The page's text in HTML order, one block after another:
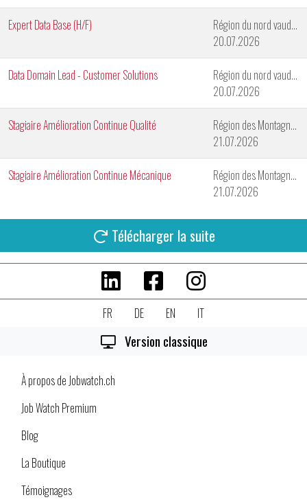
Expert Data Base (H/F)
Région du nord vaudois
20.07.2026
Data Domain Lead - Customer Solutions
Région du nord vaudois
20.07.2026
Stagiaire Amélioration Continue Qualité
Région des Montagnes Neuchâteloises
21.07.2026
Stagiaire Amélioration Continue Mécanique
Région des Montagnes Neuchâteloises
21.07.2026
Télécharger la suite
FR DE EN IT
Version classique
À propos de Jobwatch.ch
Job Watch Premium
Blog
La Boutique
Témoignages